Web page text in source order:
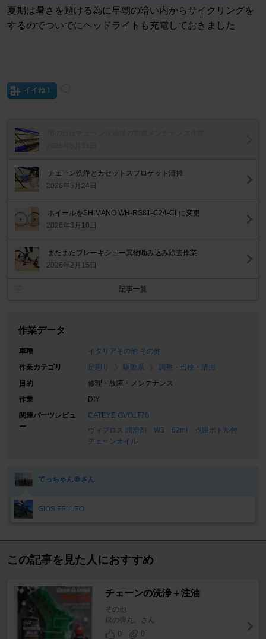
夏期は暑さを避ける為に早朝の暗い内からサイクリングを
するのでついでにヘッドライトも充電しておきました
イイね！
チェーン洗浄とカセットスプロケット清掃
2026年5月24日
ホイールをSHIMANO WH-RS81-C24‐CLに変更
2026年3月10日
またまたブレーキシュー異物噛み込み除去作業
2026年2月15日
記事一覧
作業データ
車種
イタリアその他 その他
作業カテゴリ
足廻り 駆動系
調整・点検・清掃
目的
修理・故障・メンテナンス
作業
DIY
関連パーツレビュ
ー
CATEYE GVOLT70
ヴィプロス 潤滑剤 W3 62ml 点眼ボトル付
チェーンオイル
てっちゃん＠さん
GIOS FELLEO
この記事を見た人におすすめ
チェーンの洗浄＋注油
その他
銀の弾丸。さん
0
0